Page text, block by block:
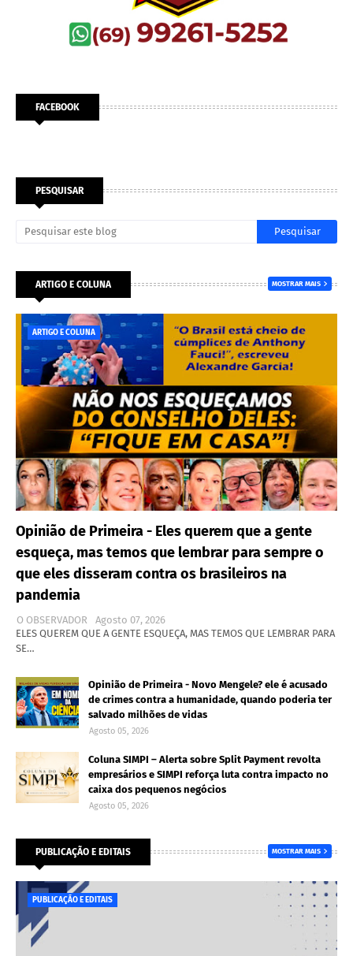
FACEBOOK
PESQUISAR
ARTIGO E COLUNA MOSTRAR MAIS
ARTIGO E COLUNA
Opinião de Primeira - Eles querem que a gente
esqueça, mas temos que lembrar para sempre o
que eles disseram contra os brasileiros na
pandemia
O OBSERVADOR
Agosto 07, 2026
ELES QUEREM QUE A GENTE ESQUEÇA, MAS TEMOS QUE LEMBRAR PARA
SE…
Opinião de Primeira - Novo Mengele? ele é acusado
de crimes contra a humanidade, quando poderia ter
salvado milhões de vidas
Agosto 05, 2026
Coluna SIMPI – Alerta sobre Split Payment revolta
empresários e SIMPI reforça luta contra impacto no
caixa dos pequenos negócios
Agosto 05, 2026
PUBLICAÇÃO E EDITAIS MOSTRAR MAIS
PUBLICAÇÃO E EDITAIS